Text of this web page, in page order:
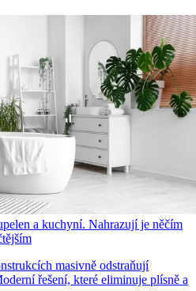
a kuchyní. Nahrazují je něčím
masivně odstraňují
řešení, které eliminuje plísně a